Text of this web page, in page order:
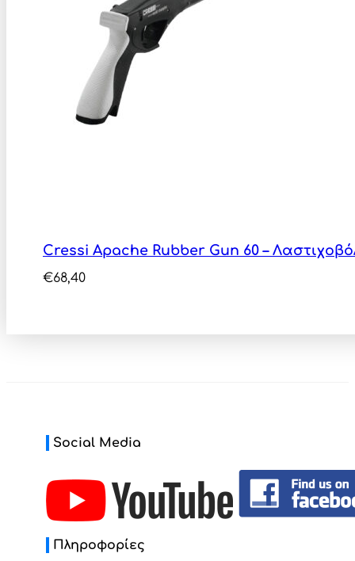
Cressi Apache Rubber Gun 60 –
€68,40
Social Media
Πληροφορίες